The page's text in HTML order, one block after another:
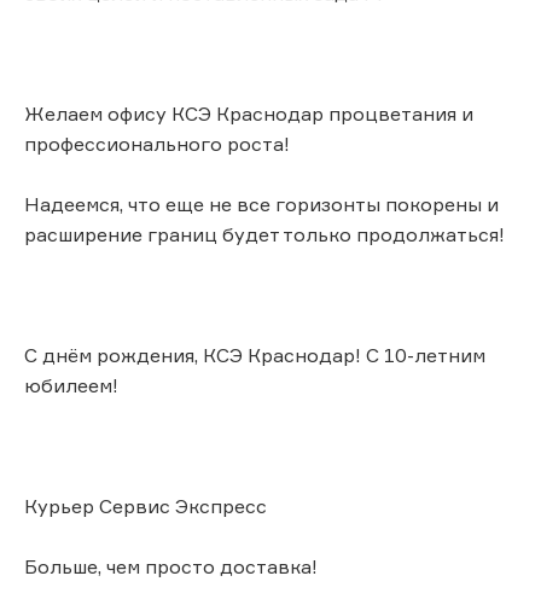
Желаем офису КСЭ Краснодар процветания и
профессионального роста!
Надеемся, что еще не все горизонты покорены и
расширение границ будет только продолжаться!
С днём рождения, КСЭ Краснодар! С 10-летним
юбилеем!
Курьер Сервис Экспресс
Больше, чем просто доставка!